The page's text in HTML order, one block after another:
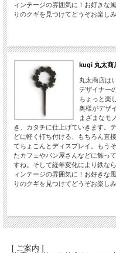
ィンテージの雰囲気に！お好きな
りのクギを見つけてどうぞお楽し
kugi 丸太
丸太商店は
デザイナー
ちょっと楽
奥様がデザ
まざまなモ
き、カタチに仕上げていきます。
どに軽く打ち付ける、もちろん直
てちょこんとディスプレイ。もう
たカフェやパン屋さんなどに飾っ
すね。そして経年変化により鉄な
ィンテージの雰囲気に！お好きな
りのクギを見つけてどうぞお楽し
[ ご案内 ]